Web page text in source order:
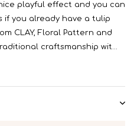
playful effect and you can
if you already have a tulip
CLAY, Floral Pattern and
craftsmanship wit...